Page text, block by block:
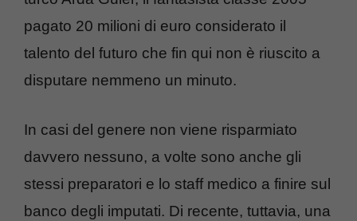
pagato 20 milioni di euro considerato il
talento del futuro che fin qui non è riuscito a
disputare nemmeno un minuto.
In casi del genere non viene risparmiato
davvero nessuno, a volte sono anche gli
stessi preparatori e lo staff medico a finire sul
banco degli imputati. Di recente, tuttavia, una